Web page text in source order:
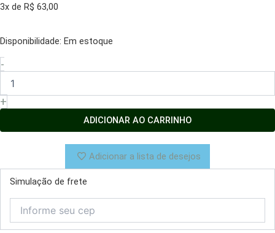
3x de R$ 63,00
Disponibilidade: Em estoque
-
Rena
Branca
27cm
+
ADICIONAR AO CARRINHO
Adicionar a lista de desejos
Simulação de frete